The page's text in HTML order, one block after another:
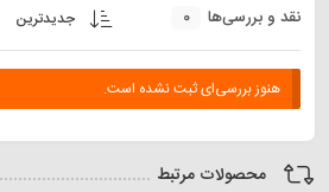
نقد و بررسی‌ها 0 جدیدترین
هنوز بررسی‌ای ثبت نشده است.
محصولات مرتبط